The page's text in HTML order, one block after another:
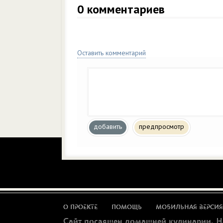
0 комментариев
Оставить комментарий
добавить предпросмотр
О ПРОЕКТЕ ПОМОЩЬ МОБИЛЬНАЯ ВЕРСИЯ